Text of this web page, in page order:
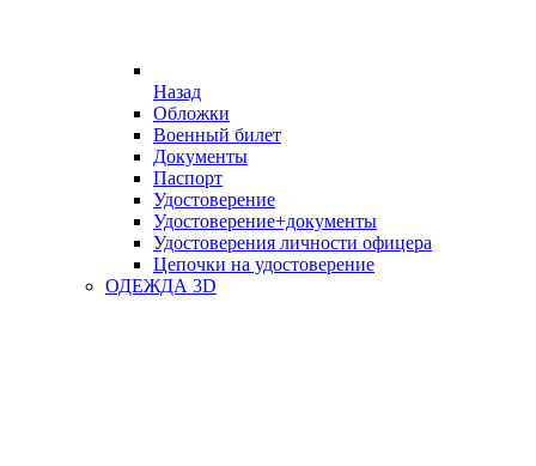
Назад
Обложки
Военный билет
Документы
Паспорт
Удостоверение
Удостоверение+документы
Удостоверения личности офицера
Цепочки на удостоверение
ОДЕЖДА 3D